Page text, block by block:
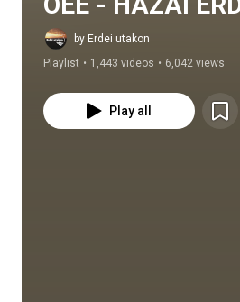
by Erdei utakon
Playlist • 1,443 videos • 6,042 views
Play all